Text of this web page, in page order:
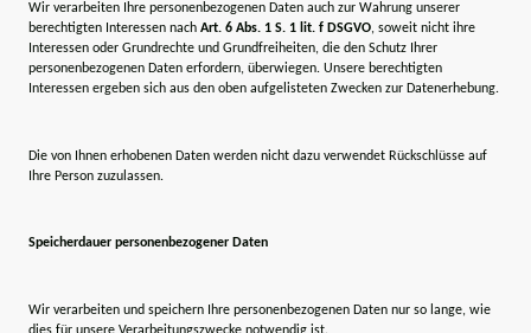
Wir verarbeiten Ihre personenbezogenen Daten auch zur Wahrung unserer
berechtigten Interessen nach Art. 6 Abs. 1 S. 1 lit. f DSGVO, soweit nicht ihre
Interessen oder Grundrechte und Grundfreiheiten, die den Schutz Ihrer
personenbezogenen Daten erfordern, überwiegen. Unsere berechtigten
Interessen ergeben sich aus den oben aufgelisteten Zwecken zur Datenerhebung.
Die von Ihnen erhobenen Daten werden nicht dazu verwendet Rückschlüsse auf
Ihre Person zuzulassen.
Speicherdauer personenbezogener Daten
Wir verarbeiten und speichern Ihre personenbezogenen Daten nur so lange, wie
dies für unsere Verarbeitungszwecke notwendig ist.